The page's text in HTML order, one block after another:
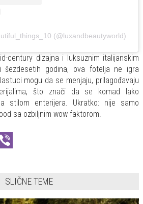
(@luxandbeautyworld)
century dizajna i luksuznim italijanskim
šezdesetih godina, ova fotelja ne igra
mogu da se menjaju, prilagođavaju
što znači da se komad lako
stilom enterijera. Ukratko: nije samo
sa ozbiljnim wow faktorom.
SLIČNE TEME